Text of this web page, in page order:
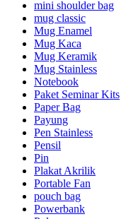
mini shoulder bag
mug classic
Mug Enamel
Mug Kaca
Mug Keramik
Mug Stainless
Notebook
Paket Seminar Kits
Paper Bag
Payung
Pen Stainless
Pensil
Pin
Plakat Akrilik
Portable Fan
pouch bag
Powerbank